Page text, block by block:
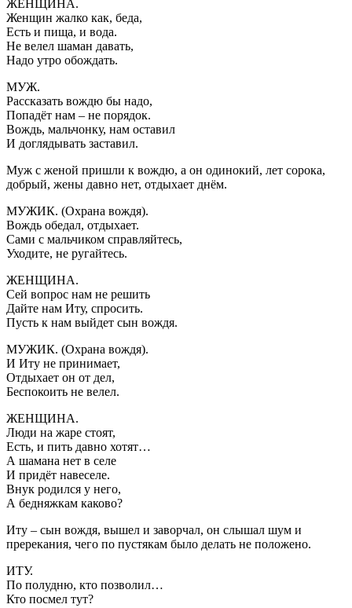
ЖЕНЩИНА.
Женщин жалко как, беда,
Есть и пища, и вода.
Не велел шаман давать,
Надо утро обождать.
МУЖ.
Рассказать вождю бы надо,
Попадёт нам – не порядок.
Вождь, мальчонку, нам оставил
И доглядывать заставил.
Муж с женой пришли к вождю, а он одинокий, лет сорока,
добрый, жены давно нет, отдыхает днём.
МУЖИК. (Охрана вождя).
Вождь обедал, отдыхает.
Сами с мальчиком справляйтесь,
Уходите, не ругайтесь.
ЖЕНЩИНА.
Сей вопрос нам не решить
Дайте нам Иту, спросить.
Пусть к нам выйдет сын вождя.
МУЖИК. (Охрана вождя).
И Иту не принимает,
Отдыхает он от дел,
Беспокоить не велел.
ЖЕНЩИНА.
Люди на жаре стоят,
Есть, и пить давно хотят…
А шамана нет в селе
И придёт навеселе.
Внук родился у него,
А бедняжкам каково?
Иту – сын вождя, вышел и заворчал, он слышал шум и
пререкания, чего по пустякам было делать не положено.
ИТУ.
По полудню, кто позволил…
Кто посмел тут?